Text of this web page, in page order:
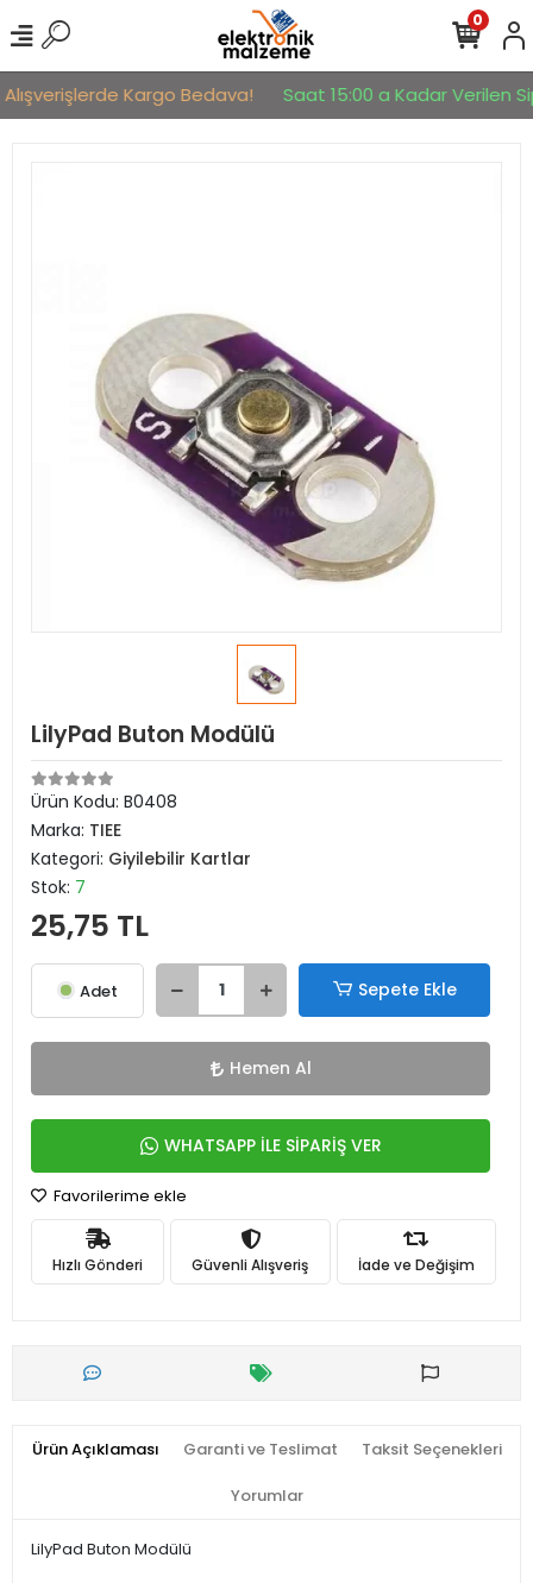
Kargo Bedava! Saat 15:00 a Kadar Verilen
0
LilyPad Buton Modülü
Ürün Kodu: B0408
Marka: TIEE
Kategori: Giyilebilir Kartlar
Stok: 7
25,75 TL
Adet Sepete Ekle
Hemen Al
WHATSAPP İLE SİPARİŞ VER
Favorilerime ekle
Hızlı Gönderi Güvenli Alışveriş İade ve Değişim
Ürün Açıklaması Garanti ve Teslimat Taksit Seçenekleri
Yorumlar
LilyPad Buton Modülü